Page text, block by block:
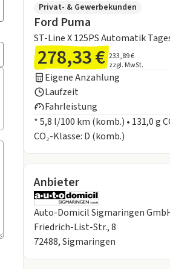
Privat- & Gewerbekunden
Ford Puma
ST-Line X 125PS Automatik
SOFORT-VERFÜGBAR🚀
278,33 € 233,89 €
zzgl. MwSt.
Eigene Anzahlung
Laufzeit
Fahrleistung
* 5,8 l/100 km (komb.) • 131,0 g
CO₂-Klasse: D (komb.)
Anbieter
Auto-Domicil Sigmaringen
Friedrich-List-Str., 8
72488, Sigmaringen